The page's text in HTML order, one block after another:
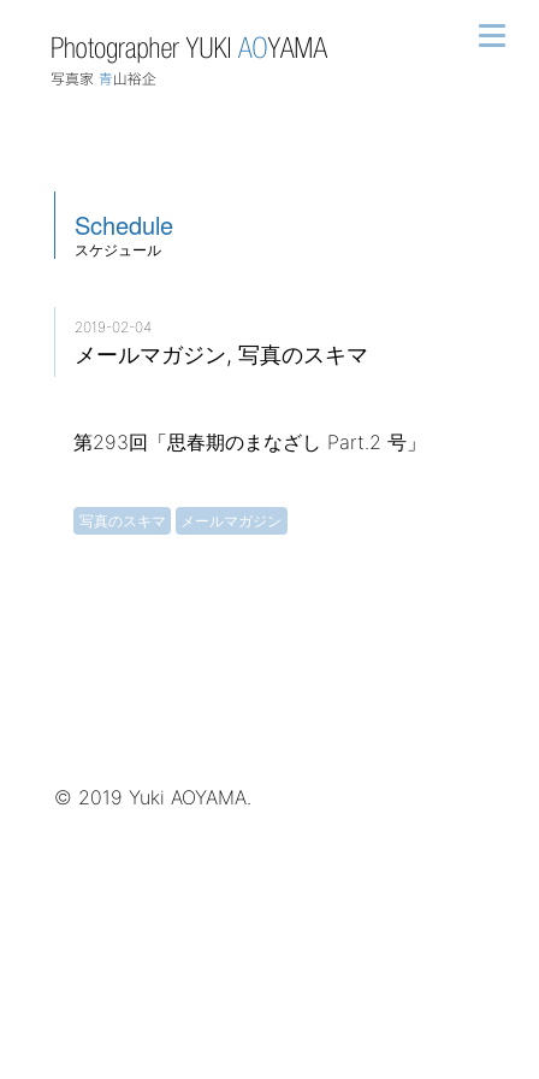
Schedule
スケジュール
2019-02-04
メールマガジン, 写真のスキマ
第293回「思春期のまなざし Part.2 号」
写真のスキマ メールマガジン
© 2019 Yuki AOYAMA.